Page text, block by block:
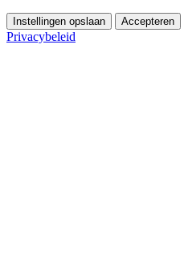
Instellingen opslaan Accepteren
Privacybeleid